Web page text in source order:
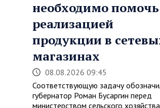
необходимо помочь
реализацией
продукции в
магазинах
08.08.2026 09:45
Соответствующую задачу
губернатор Роман Бусаргин перед
министерством сельского хозяйства